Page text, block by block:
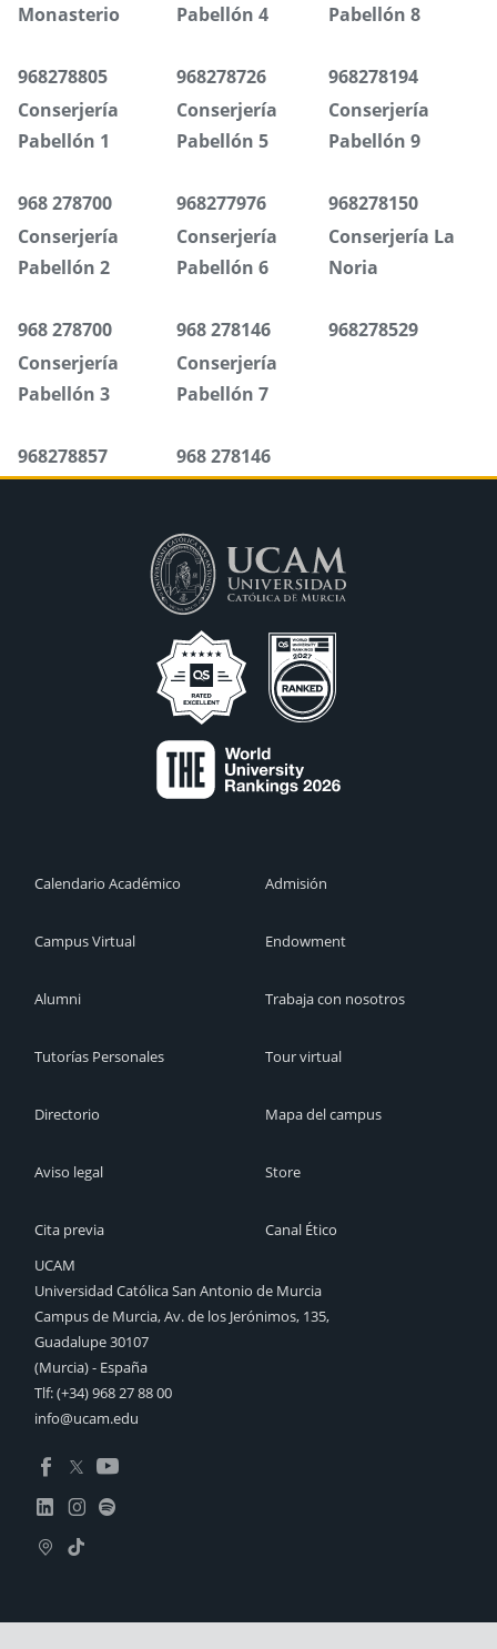
Monasterio
968278805
Pabellón 4
968278726
Pabellón 8
968278194
Conserjería
Pabellón 1
968 278700
Conserjería
Pabellón 5
968277976
Conserjería
Pabellón 9
968278150
Conserjería
Pabellón 2
968 278700
Conserjería
Pabellón 6
968 278146
Conserjería La
Noria
968278529
Conserjería
Pabellón 3
968278857
Conserjería
Pabellón 7
968 278146
Calendario Académico
Campus Virtual
Alumni
Tutorías Personales
Directorio
Aviso legal
Cita previa
Admisión
Endowment
Trabaja con nosotros
Tour virtual
Mapa del campus
Store
Canal Ético
UCAM
Universidad Católica San Antonio de Murcia
Campus de Murcia, Av. de los Jerónimos, 135,
Guadalupe 30107
(Murcia) - España
Tlf:(+34) 968 27 88 00
info@ucam.edu